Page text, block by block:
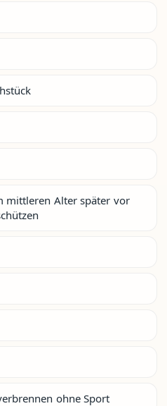
mittleren Alter später vor
ohne Sport